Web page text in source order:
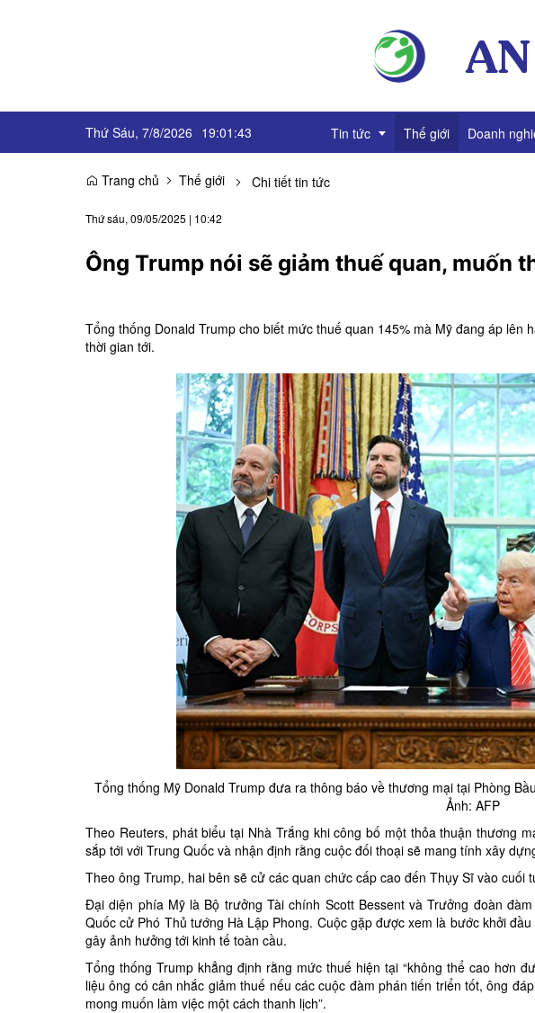
Thứ Sáu, 7/8/2026 19:01 :44 Tin tức
Sự kiện
Góc báo chí
Thế giới Doanh
Tài chính
Video
Trang chủ Thế giới Chi tiết tin tức
Thứ sáu, 09/05/2025 | 10:42
Ông Trump nói sẽ giảm thuế quan, muốn
Tổng thống Donald Trump cho biết mức thuế quan 145% mà Mỹ đang áp lên
thời gian tới.
Tổng thống Mỹ Donald Trump đưa ra thông báo về thương mại tại Phòng
Ảnh: AFP
Theo Reuters, phát biểu tại Nhà Trắng khi công bố một thỏa thuận thương
sắp tới với Trung Quốc và nhận định rằng cuộc đối thoại sẽ mang tính xây
Theo ông Trump, hai bên sẽ cử các quan chức cấp cao đến Thụy Sĩ vào cuối
Đại diện phía Mỹ là Bộ trưởng Tài chính Scott Bessent và Trưởng đoàn
Quốc cử Phó Thủ tướng Hà Lập Phong. Cuộc gặp được xem là bước khởi
gây ảnh hưởng tới kinh tế toàn cầu.
Tổng thống Trump khẳng định rằng mức thuế hiện tại “không thể cao hơn
liệu ông có cân nhắc giảm thuế nếu các cuộc đàm phán tiến triển tốt, ông
mong muốn làm việc một cách thanh lịch”.